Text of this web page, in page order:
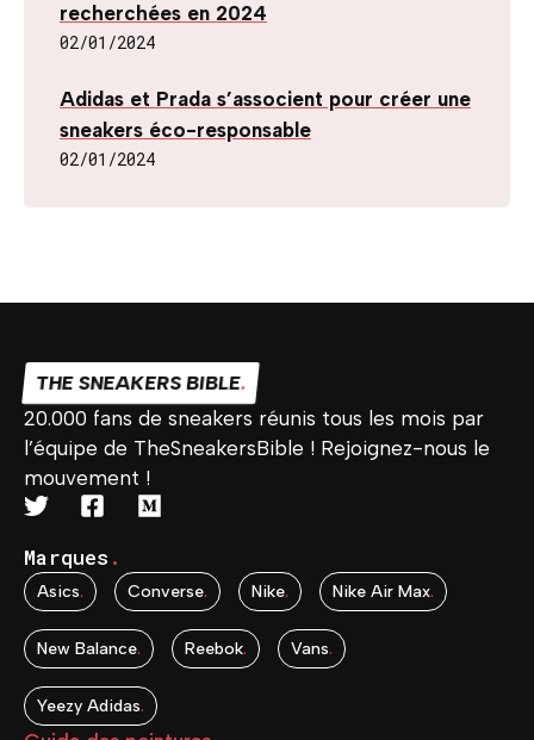
recherchées en 2024
02/01/2024
Adidas et Prada s’associent pour créer une
sneakers éco-responsable
02/01/2024
THE SNEAKERS BIBLE.
20.000 fans de sneakers réunis tous les mois par
l’équipe de TheSneakersBible ! Rejoignez-nous le
mouvement !
Marques .
Asics. Converse. Nike. Nike Air Max.
New Balance. Reebok. Vans.
Yeezy Adidas.